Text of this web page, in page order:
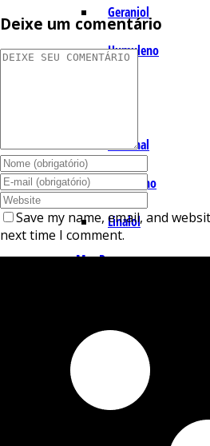
Geraniol
Humuleno
Lemonal
Limoneno
Linalol
M – P
Mirceno
Miristicina
Deixe um comentário
Save my name, email, and
next time I comment.